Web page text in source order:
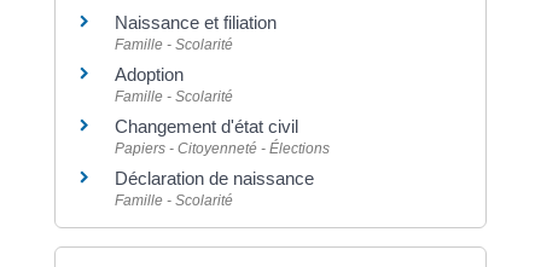
Naissance et filiation
Famille - Scolarité
Adoption
Famille - Scolarité
Changement d'état civil
Papiers - Citoyenneté - Élections
Déclaration de naissance
Famille - Scolarité